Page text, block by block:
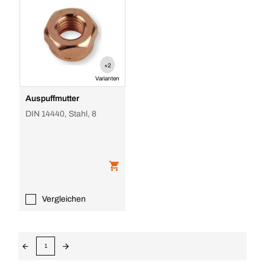
+2
Varianten
Auspuffmutter
DIN 14440, Stahl, 8
Vergleichen
1